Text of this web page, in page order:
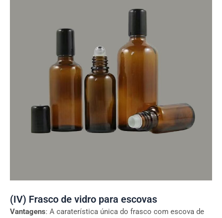
(IV) Frasco de vidro para escovas
Vantagens: A caraterística única do frasco com escova de